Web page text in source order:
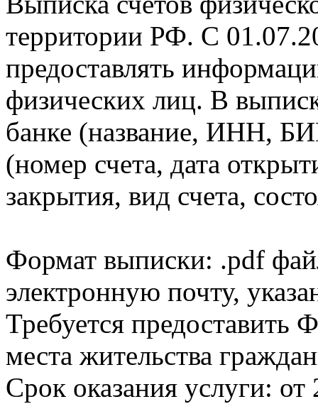
территории РФ. С
предоставлять
физических лиц. В
банке (название, ИНН,
(номер счета, дата
закрытия, вид счета,
Формат выписки: .pdf
электронную почту,
Требуется
места жительства
Срок оказания услуги: от